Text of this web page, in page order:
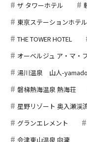
ザ タワーホテル
東京ステーションホテル
THE TOWER HOTEL
オーベルジュ ア・マ・
湯川温泉 山人-
磐梯熱海温泉 熱海荘
星野リゾート 奥入瀬渓
グランエレメント
会津東山温泉 向瀧